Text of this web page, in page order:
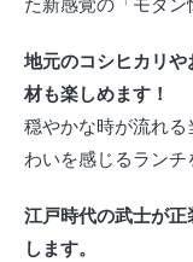
地元のコシヒカリ
材も楽しめます！
穏やかな時が流れ
わいを感じるランチ
江戸時代の武士が
します。